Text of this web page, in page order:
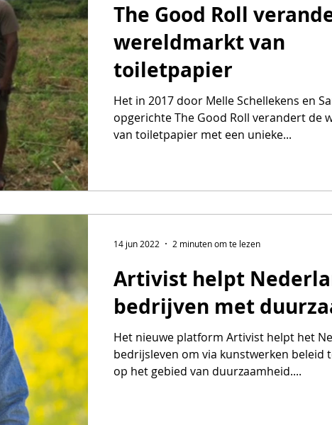
The Good Roll
wereldmarkt van
toiletpapier
Het in 2017 door Melle Schellekens en
opgerichte The Good Roll verandert de
van toiletpapier met een unieke...
Artivist helpt
bedrijven met
Het nieuwe platform Artivist helpt het
bedrijsleven om via kunstwerken beleid
op het gebied van duurzaamheid....
14 jun 2022 2 minuten om te lezen